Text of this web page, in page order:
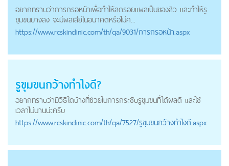
อยากทราบว่าการกรอหน้าเพื่อทำให้ลดรอยแผลเป็นของสิว และทำให้รู
ขุมขนบางลง จะมีผลเสียในอนาคตหรือไม่ค...
https://www.rcskinclinic.com/th/qa/9031/การกรอหน้า.aspx
รูขุมขนกว้างทำไงดี?
อยากทราบว่ามีวิธีใดบ้างที่ช่วยในการกระชับรูขุมขนที่ได้ผลดี และใช้
เวลาไม่นานน่ะครับ
https://www.rcskinclinic.com/th/qa/7527/รูขุมขนกว้างทำไงดี.aspx